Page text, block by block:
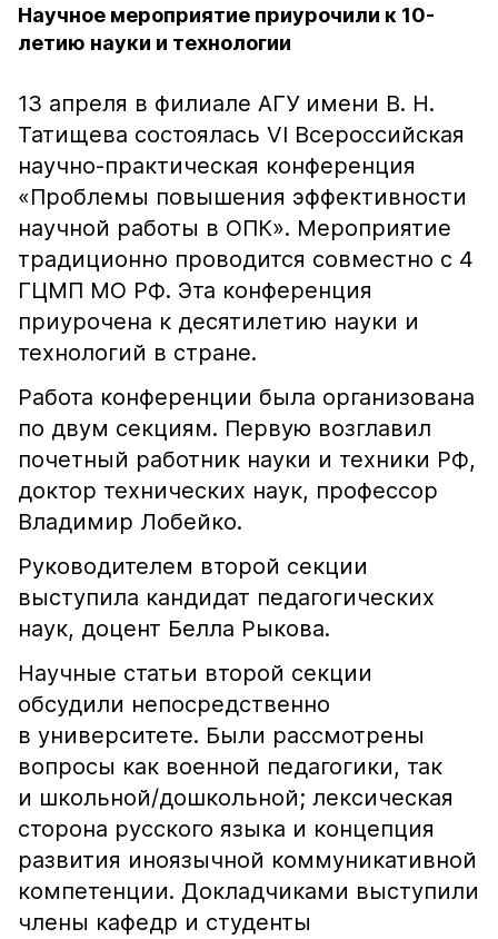
Научное мероприятие приурочили к 10-
летию науки и технологии
13 апреля в филиале АГУ имени В. Н.
Татищева состоялась VI Всероссийская
научно-практическая конференция
«Проблемы повышения эффективности
научной работы в ОПК». Мероприятие
традиционно проводится совместно с 4
ГЦМП МО РФ. Эта конференция
приурочена к десятилетию науки и
технологий в стране.
Работа конференции была организована
по двум секциям. Первую возглавил
почетный работник науки и техники РФ,
доктор технических наук, профессор
Владимир Лобейко.
Руководителем второй секции
выступила кандидат педагогических
наук, доцент Белла Рыкова.
Научные статьи второй секции
обсудили непосредственно
в университете. Были рассмотрены
вопросы как военной педагогики, так
и школьной/дошкольной; лексическая
сторона русского языка и концепция
развития иноязычной коммуникативной
компетенции. Докладчиками выступили
члены кафедр и студенты